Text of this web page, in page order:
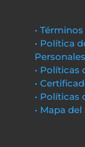
•
• Política
Personales
• Políticas
•
• Políticas
• Mapa del